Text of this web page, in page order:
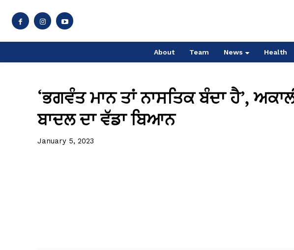
About Team News Health
‘ਭਗਵੰਤ ਮਾਨ ਤਾਂ ਨਾਸਤਿਕ ਬੰਦਾ ਹੈ’,
ਬਾਦਲ ਦਾ ਵੱਡਾ ਬਿਆਨ
January 5, 2023